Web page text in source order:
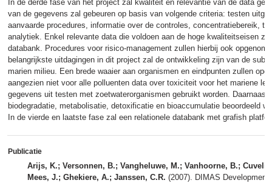
In de derde fase van het project zal kwaliteit en relevantie van de data
van de gegevens zal gebeuren op basis van volgende criteria: testen
aanvaarde procedures, informatie over de controles, concentratiebereik,
analytiek. Enkel relevante data die voldoen aan de hoge kwaliteitseisen
databank. Procedures voor risico-management zullen hierbij ook
belangrijkste uitdagingen in dit project zal de ontwikkeling zijn van de sub-
marien milieu. Een brede waaier aan organismen en eindpunten zullen
aangezien niet voor alle polluenten data over toxiciteit voor het mariene
gegevens uit testen met zoetwaterorganismen gebruikt worden. Daarnaast
biodegradatie, metabolisatie, detoxificatie en bioaccumulatie beoordeeld
In de vierde en laatste fase zal een relationele databank met grafish
Publicatie
Arijs, K.; Versonnen, B.; Vangheluwe, M.; Vanhoorne, B.;
Mees, J.; Ghekiere, A.; Janssen, C.R. (2007). DIMAS